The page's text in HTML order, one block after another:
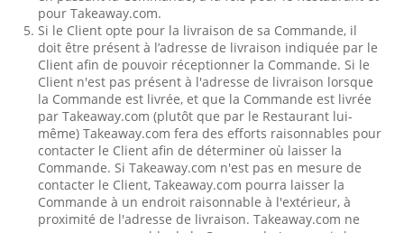
pour Takeaway.com.
Si le Client opte pour la livraison de sa Commande, il
doit être présent à l’adresse de livraison indiquée par le
Client afin de pouvoir réceptionner la Commande. Si le
Client n'est pas présent à l'adresse de livraison lorsque
la Commande est livrée, et que la Commande est livrée
par Takeaway.com (plutôt que par le Restaurant lui-
même) Takeaway.com fera des efforts raisonnables pour
contacter le Client afin de déterminer où laisser la
Commande. Si Takeaway.com n'est pas en mesure de
contacter le Client, Takeaway.com pourra laisser la
Commande à un endroit raisonnable à l'extérieur, à
proximité de l'adresse de livraison. Takeaway.com ne